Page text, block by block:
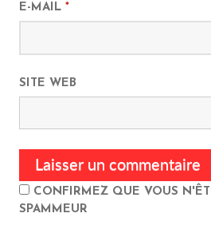
E-MAIL *
SITE WEB
CONFIRMEZ QUE VOUS
SPAMMEUR